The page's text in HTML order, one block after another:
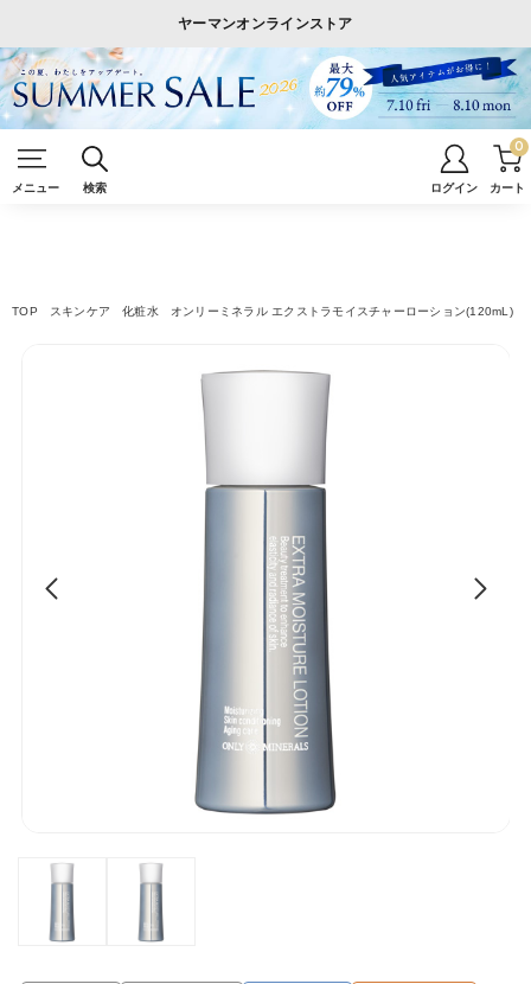
ヤーマンオンラインストア
メニュー 検索 ログイン カート
0
TOP スキンケア 化粧水 オンリーミネラル エクストラモイスチャーローション(120mL)